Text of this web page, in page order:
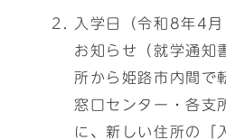
入学日（令和8年4
お知らせ（就学通知
所から姫路市内間で
窓口センター・各支
に、新しい住所の「